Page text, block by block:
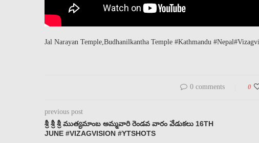
Jal Narayan Temple,Budhanilkantha Temple #Kathmandu
0 comments 0
previous post
శ్రీ శ్రీ శ్రీ ముత్యమాంబ అమ్మవారి రెండవ వారం వేడుకలు 16TH
JUNE #VIZAGVISION #YTSHOTS